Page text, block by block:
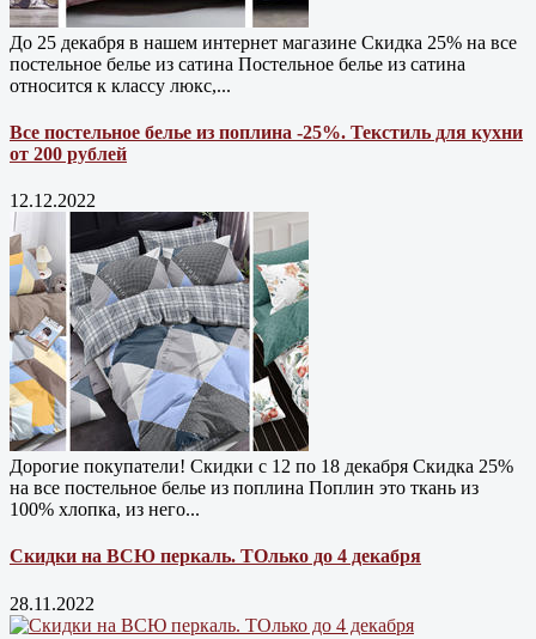
До 25 декабря в нашем интернет магазине Cкидка 25% на все
постельное белье из сатина Постельное белье из сатина
относится к классу люкс,...
Все постельное белье из поплина -25%. Текстиль для кухни
от 200 рублей
12.12.2022
Дорогие покупатели! Скидки с 12 по 18 декабря Скидка 25%
на все постельное белье из поплина Поплин это ткань из
100% хлопка, из него...
Скидки на ВСЮ перкаль. ТОлько до 4 декабря
28.11.2022